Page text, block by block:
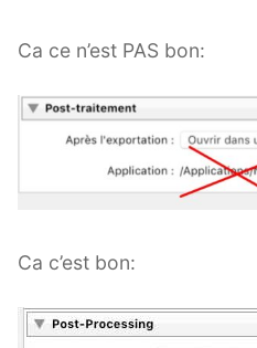
Ca ce n’est PAS bon:
Ca c’est bon: